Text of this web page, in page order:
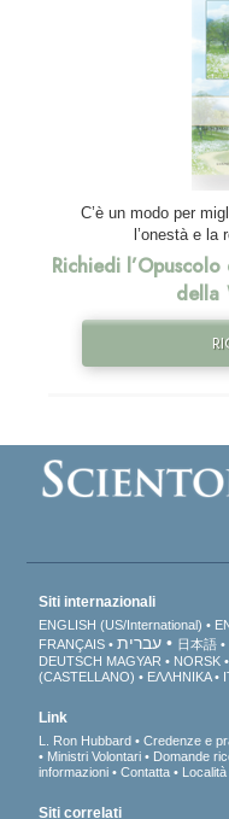
C’è un modo per
l’onestà e la
Richiedi
della
Siti internazionali
ENGLISH (US/International)
FRANÇAIS
עברית 日本語
DEUTSCH MAGYAR NORSK
(CASTELLANO)
ΕΛΛΗΝΙΚA
Link
L. Ron Hubbard Credenze e
Ministri Volontari
Domande
informazioni
Contatta Località
Siti correlati